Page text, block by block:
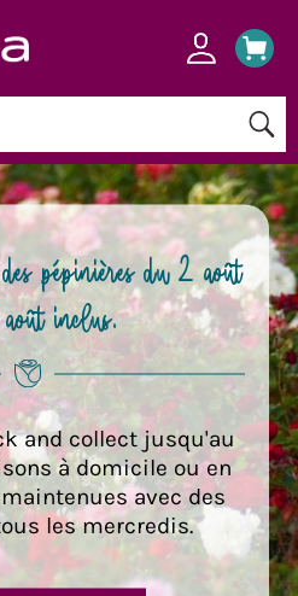
pépinières du 2 août
inclus.
and collect jusqu'au
à domicile ou en
avec des
les mercredis.